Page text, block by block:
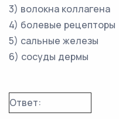
3) волокна коллагена
4) болевые рецепторы
5) сальные железы
6) сосуды дермы
Ответ: